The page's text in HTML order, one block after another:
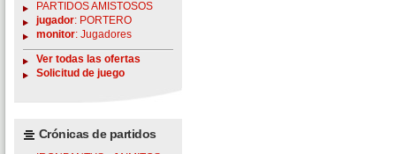
PARTIDOS AMISTOSOS
jugador: PORTERO
monitor: Jugadores
Ver todas las ofertas
Solicitud de juego
Crónicas de partidos